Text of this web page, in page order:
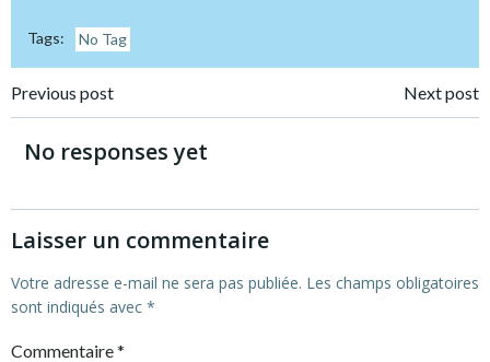
Tags: No Tag
Post
navigation
Previous post Next post
No responses yet
Laisser un commentaire
Votre adresse e-mail ne sera pas publiée. Les champs obligatoires
sont indiqués avec *
Commentaire*